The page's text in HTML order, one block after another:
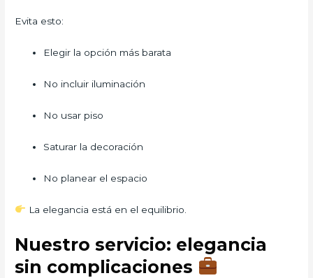
Evita esto:
Elegir la opción más barata
No incluir iluminación
No usar piso
Saturar la decoración
No planear el espacio
La elegancia está en el equilibrio.
Nuestro servicio: elegancia
sin complicaciones